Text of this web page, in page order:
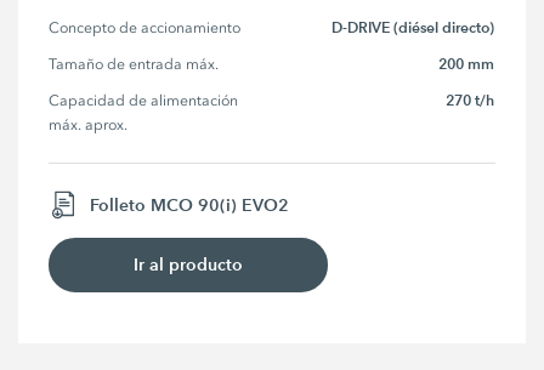
Concepto de accionamiento D-DRIVE (diésel directo)
Tamaño de entrada máx. 200 mm
Capacidad de alimentación
máx. aprox.
270 t/h
Folleto MCO 90(i) EVO2
Ir al producto